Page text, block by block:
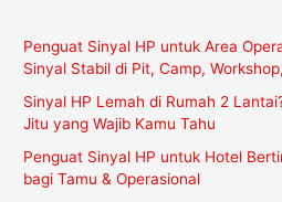
u
n
t
k
Penguat Sinyal HP untuk Area
Sinyal Stabil di Pit, Camp,
Sinyal HP Lemah di Rumah 2
Jitu yang Wajib Kamu Tahu
Penguat Sinyal HP untuk Hotel
bagi Tamu & Operasional